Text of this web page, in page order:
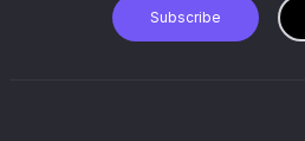
Subscribe